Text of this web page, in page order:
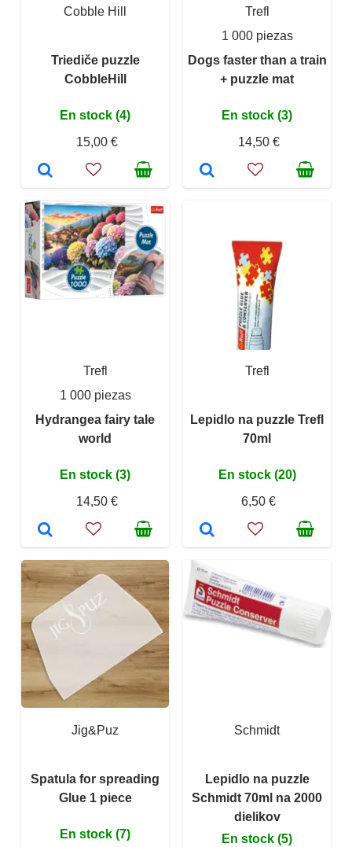
Cobble Hill
Triediče puzzle
CobbleHill
En stock (4)
15,00 €
Trefl
1 000 piezas
Dogs faster than a train
+ puzzle mat
En stock (3)
14,50 €
Trefl
1 000 piezas
Hydrangea fairy tale
world
En stock (3)
14,50 €
Trefl
Lepidlo na puzzle Trefl
70ml
En stock (20)
6,50 €
Jig&Puz
Spatula for spreading
Glue 1 piece
En stock (7)
Schmidt
Lepidlo na puzzle
Schmidt 70ml na 2000
dielikov
En stock (5)